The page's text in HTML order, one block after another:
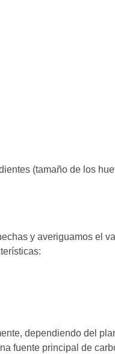
(tamaño de los
y averiguamos el
dependiendo del
fuente principal de